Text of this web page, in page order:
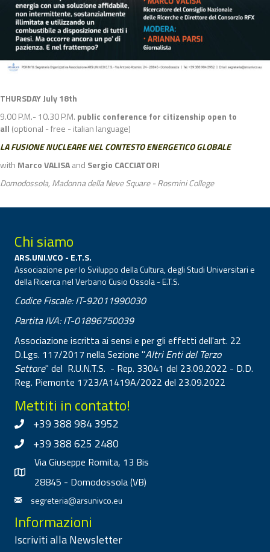
THURSDAY July 18th
9.00 P.M.- 10.30 P.M. public conference for citizenship open to
all (optional - free - italian language)
LA FUSIONE NUCLEARE NEL CONTESTO ENERGETICO GLOBALE
with Marco VALISAand Sergio CACCIATORI
Domodossola, Madonna della Neve Square - Rosmini College
Chi siamo
ARS.UNI.VCO - E.T.S.
Associazione per lo Sviluppo della Cultura, degli Studi Universitari e
della Ricerca nel Verbano Cusio Ossola - E.T.S.
Codice Fiscale: IT-92011990030
Partita IVA: IT-01896750039
Associazione iscritta ai sensi e per gli effetti dell'art. 22
D.Lgs. 117/2017 nella Sezione "Altri Enti del Terzo
Settore" del R.U.N.T.S. - Rep. 33041 del 23.09.2022 - D.D.
Reg. Piemonte 1723/A1419A/2022 del 23.09.2022
Mettiti in contatto!
+39 388 984 3952
+39 388 625 2480
Via Giuseppe Romita, 13 Bis
28845 - Domodossola (VB)
segreteria@arsunivco.eu
Informazioni
Iscriviti alla Newsletter